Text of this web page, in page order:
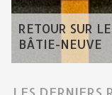
RETOUR SUR
BÂTIE-NEUVE